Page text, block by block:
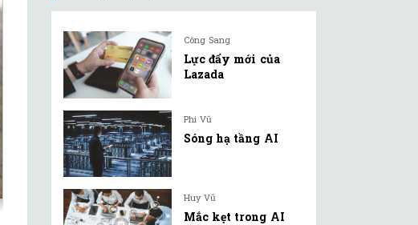
Công Sang
Lực đẩy mới của
Lazada
Phi Vũ
Sóng hạ tầng AI
Huy Vũ
Mắc kẹt trong AI